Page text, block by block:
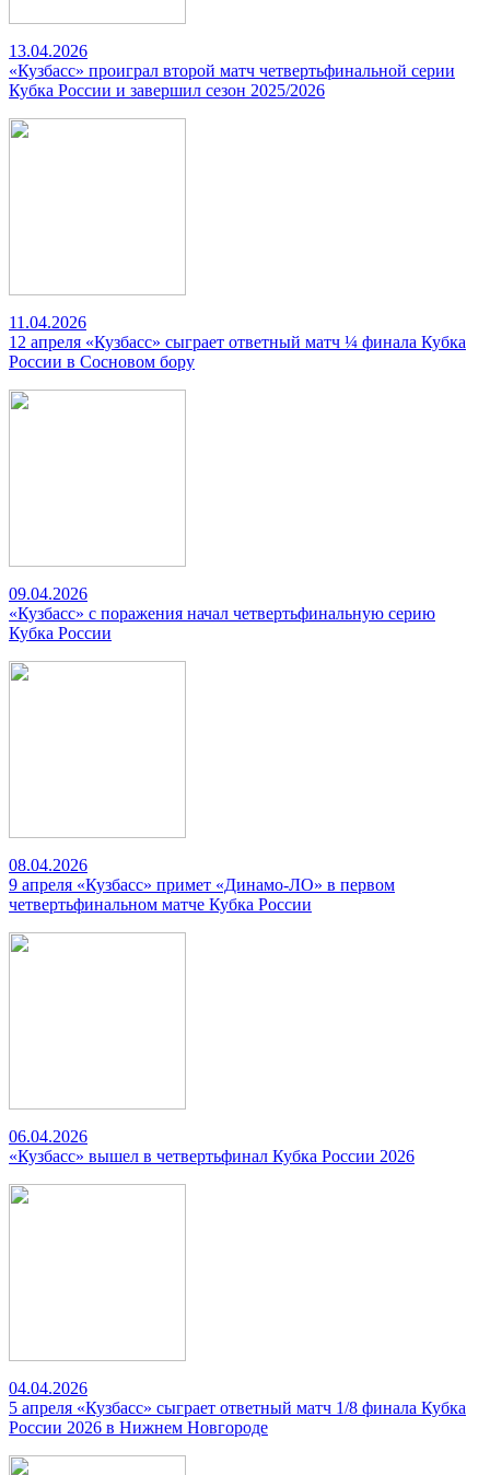
13.04.2026
«Кузбасс» проиграл второй матч четвертьфинальной серии
Кубка России и завершил сезон 2025/2026
11.04.2026
12 апреля «Кузбасс» сыграет ответный матч ¼ финала Кубка
России в Сосновом бору
09.04.2026
«Кузбасс» с поражения начал четвертьфинальную серию
Кубка России
08.04.2026
9 апреля «Кузбасс» примет «Динамо-ЛО» в первом
четвертьфинальном матче Кубка России
06.04.2026
«Кузбасс» вышел в четвертьфинал Кубка России 2026
04.04.2026
5 апреля «Кузбасс» сыграет ответный матч 1/8 финала Кубка
России 2026 в Нижнем Новгороде